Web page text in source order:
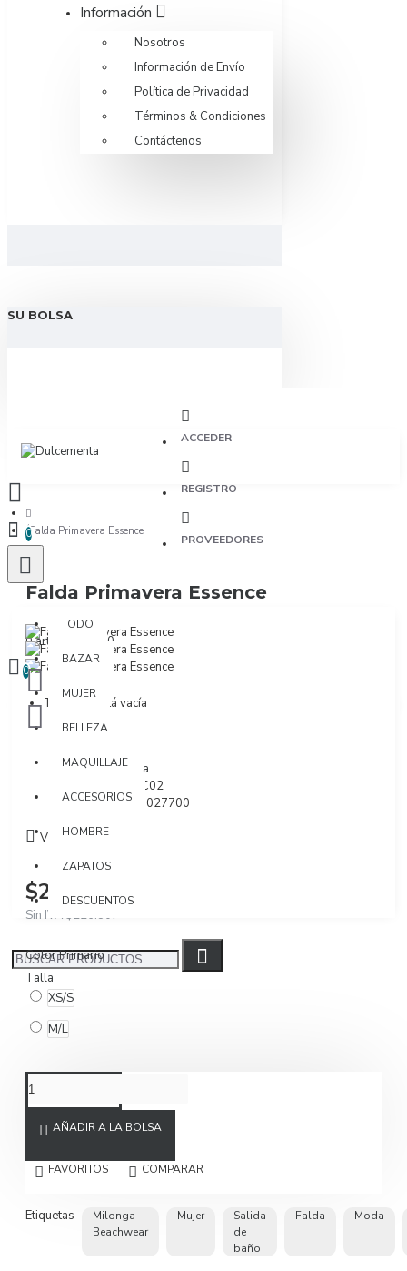
Información
Nosotros
Información de Envío
Política de Privacidad
Términos & Condiciones
Contáctenos
SU BOLSA
ACCEDER
REGISTRO
PROVEEDORES
0
TODO
TODO
BAZAR
MUJER
BELLEZA
MAQUILLAJE
ACCESORIOS
HOMBRE
ZAPATOS
DESCUENTOS
0 artículo(s) - $0
0
Tu bolsa está vacía
Falda Primavera Essence
Falda Primavera Essence
Marca:Milonga
TROC02
SKU:5555000027700
Visto: 3846
$269.900
Sin IVA $226.807
Color Primario
Talla
XS/S
M/L
AÑADIR A LA BOLSA
FAVORITOS COMPARAR
Etiquetas
Milonga
Beachwear
Mujer
Salida
de
baño
Falda Moda